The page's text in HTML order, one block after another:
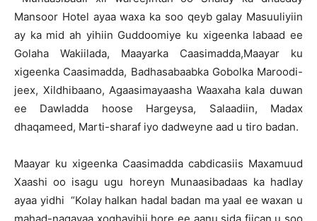
Mansoor Hotel ayaa waxa ka soo qeyb galay Masuuliyiin
ay ka mid ah yihiin Guddoomiye ku xigeenka labaad ee
Golaha Wakiilada, Maayarka Caasimadda,Maayar ku
xigeenka Caasimadda, Badhasabaabka Gobolka Maroodi-
jeex, Xildhibaano, Agaasimayaasha Waaxaha kala duwan
ee Dawladda hoose Hargeysa, Salaadiin, Madax
dhaqameed, Marti-sharaf iyo dadweyne aad u tiro badan.
Maayar ku xigeenka Caasimadda cabdicasiis Maxamuud
Xaashi oo isagu ugu horeyn Munaasibadaas ka hadlay
ayaa yidhi “Kolay halkan hadal badan ma yaal ee waxan u